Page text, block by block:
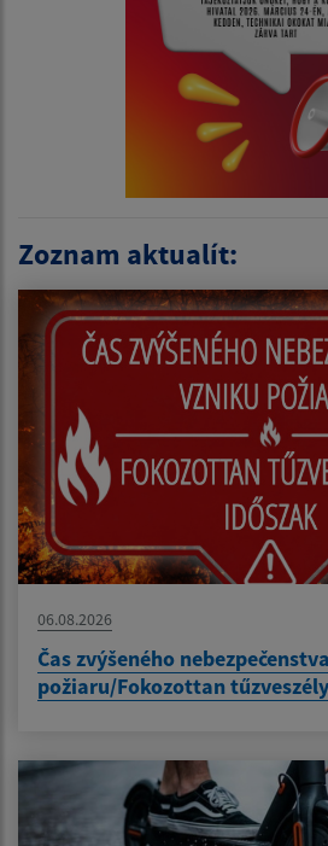
Zoznam aktualít:
06.08.2026
Čas zvýšeného
požiaru/Fokozottan